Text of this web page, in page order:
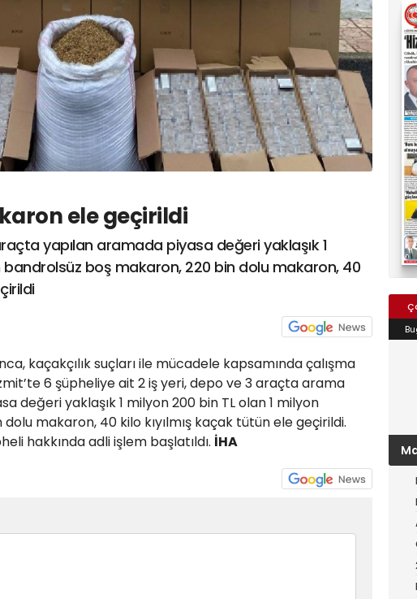
ele geçirildi
yapılan aramada piyasa değeri yaklaşık 1
bandrolsüz boş makaron, 220 bin dolu makaron, 40
kaçakçılık suçları ile mücadele kapsamında çalışma
6 şüpheliye ait 2 iş yeri, depo ve 3 araçta arama
değeri yaklaşık 1 milyon 200 bin TL olan 1 milyon
makaron, 40 kilo kıyılmış kaçak tütün ele geçirildi.
hakkında adli işlem başlatıldı. İHA